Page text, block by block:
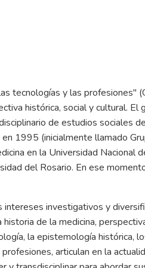
tecnologías y las profesiones"
histórica, social y cultural. El
de estudios sociales
1995 (inicialmente llamado
en la Universidad Nacional
del Rosario. En ese
investigativos y
de la medicina,
la epistemología histórica,
articulan en la